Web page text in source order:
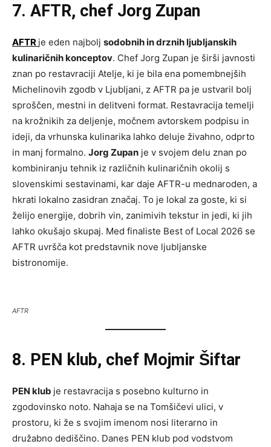
7. AFTR, chef Jorg Zupan
AFTR je eden najbolj sodobnih in drznih ljubljanskih
kulinaričnih konceptov. Chef Jorg Zupan je širši javnosti
znan po restavraciji Atelje, ki je bila ena pomembnejših
Michelinovih zgodb v Ljubljani, z AFTR pa je ustvaril bolj
sproščen, mestni in delitveni format. Restavracija temelji
na krožnikih za deljenje, močnem avtorskem podpisu in
ideji, da vrhunska kulinarika lahko deluje živahno, odprto
in manj formalno. Jorg Zupan je v svojem delu znan po
kombiniranju tehnik iz različnih kulinaričnih okolij s
slovenskimi sestavinami, kar daje AFTR-u mednaroden, a
hkrati lokalno zasidran značaj. To je lokal za goste, ki si
želijo energije, dobrih vin, zanimivih tekstur in jedi, ki jih
lahko okušajo skupaj. Med finaliste Best of Local 2026 se
AFTR uvršča kot predstavnik nove ljubljanske
bistronomije.
AFTR
8. PEN klub, chef Mojmir Šiftar
PEN klub je restavracija s posebno kulturno in
zgodovinsko noto. Nahaja se na Tomšičevi ulici, v
prostoru, ki že s svojim imenom nosi literarno in
družabno dediščino. Danes PEN klub pod vodstvom